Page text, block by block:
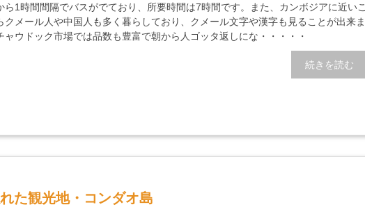
ら1時間間隔でバスがでており、所要時間は7時間です。また、カンボジアに近いこ
クメール人や中国人も多く暮らしており、クメール文字や漢字も見ることが出来ま
ャウドック市場では品数も豊富で朝から人ゴッタ返しにな・・・・・
続きを読む
た観光地・コンダオ島